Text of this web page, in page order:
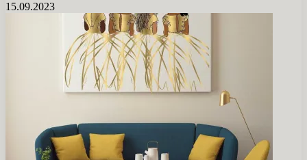
15.09.2023